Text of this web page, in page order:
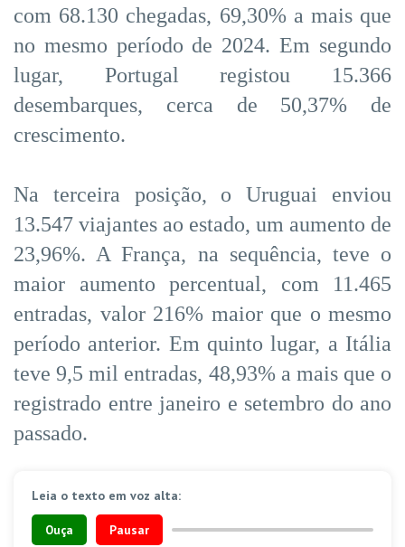
com 68.130 chegadas, 69,30% a mais que
no mesmo período de 2024. Em segundo
lugar, Portugal registou 15.366
desembarques, cerca de 50,37% de
crescimento.
Na terceira posição, o Uruguai enviou
13.547 viajantes ao estado, um aumento de
23,96%. A França, na sequência, teve o
maior aumento percentual, com 11.465
entradas, valor 216% maior que o mesmo
período anterior. Em quinto lugar, a Itália
teve 9,5 mil entradas, 48,93% a mais que o
registrado entre janeiro e setembro do ano
passado.
Leia o texto em voz alta:
Ouça Pausar